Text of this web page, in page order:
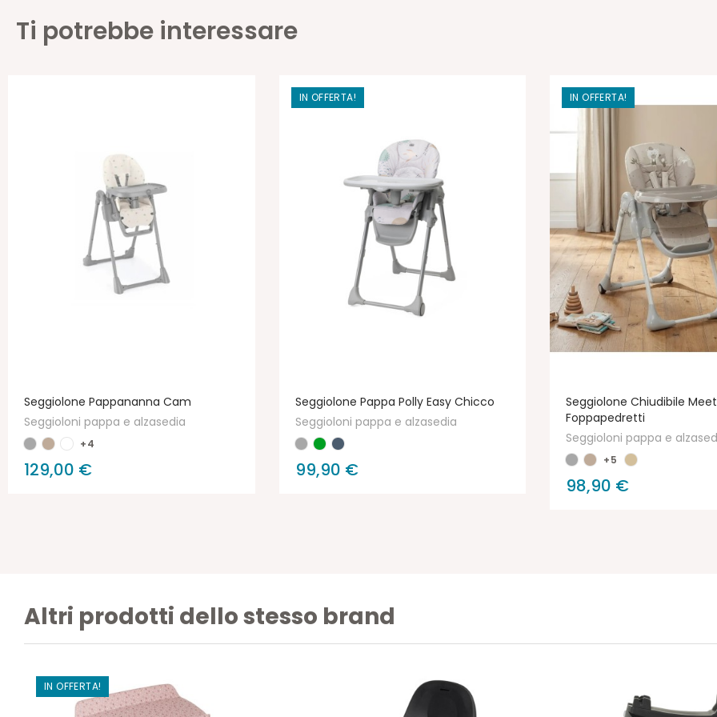
Ti potrebbe interessare
Seggiolone Pappananna Cam
Seggioloni pappa e alzasedia
+4
129,00 €
IN OFFERTA!
Seggiolone Pappa Polly Easy Chicco
Seggioloni pappa e alzasedia
99,90 €
IN OFFERTA!
Seggiolone Chiudibile
Foppapedretti
Seggioloni pappa e
+5
98,90 €
Altri prodotti dello stesso brand
IN OFFERTA!